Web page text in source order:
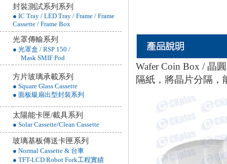
封裝測試系列系列
● IC Tray / LED Tray / Frame / Frame
Cassette / Frame Box
光罩傳輸系列
● 光罩盒 / RSP 150 /
Mask SMIF Pod
方片玻璃承載系列
● Square Glass Cassette
● 面板級扇出型封裝系列
太陽能卡匣/載具系列
● Solar Cassette/Clean Cassette
玻璃基板傳送卡匣系列
● Normal Cassette & 台車
● TFT-LCD Robot Fork工程實績
Wafer Coin Box / 晶
隔紙，將晶片分隔，